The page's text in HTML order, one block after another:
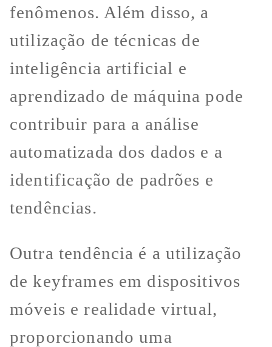
fenômenos. Além disso, a
utilização de técnicas de
inteligência artificial e
aprendizado de máquina pode
contribuir para a análise
automatizada dos dados e a
identificação de padrões e
tendências.
Outra tendência é a utilização
de keyframes em dispositivos
móveis e realidade virtual,
proporcionando uma